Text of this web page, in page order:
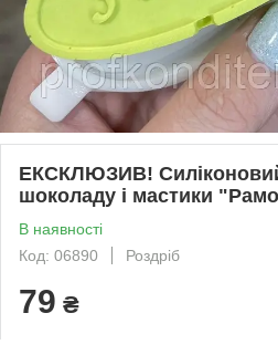
ЕКСКЛЮЗИВ!
шоколаду і мастики
В наявності
Код: 06890
Роздріб
79 ₴